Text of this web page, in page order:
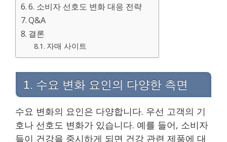
6. 소비자 선호도 변화 대응 전략
Q&A
결론
자매 사이트
1. 수요 변화 요인의 다양한 측면
수요 변화의 요인은 다양합니다. 우선 고객의 기
호나 선호도 변화가 있습니다. 예를 들어, 소비자
들이 건강을 중시하게 되면 건강 관련 제품에 대